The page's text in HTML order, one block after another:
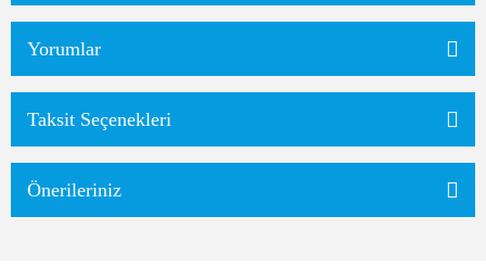
Yorumlar
Taksit Seçenekleri
Önerileriniz